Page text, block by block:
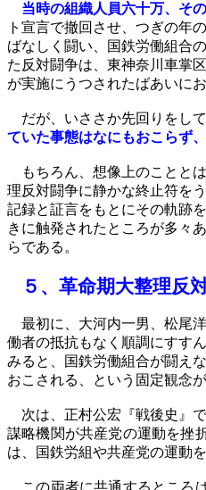
当時の組織人員六十万、そ
ト宣言で撤回させ、つぎの年
ばなしく闘い、国鉄労働組合
た反対闘争は、東神奈川車掌
が実施にうつされたばあいに
だが、いささか先回りをし
ていた事態はなにもおこらず
もちろん、想像上のことと
理反対闘争に静かな終止符を
記録と証言をもとにその軌跡
きに触発されたところが多々
らである。
５、 革命期大整理反
最初に、大河内一男、松尾
働者の抵抗もなく順調にすす
みると、国鉄労働組合が闘え
おこされる、という固定観念
次は、正村公宏『戦後史』
謀略機関が共産党の運動を挫
は、国鉄労組や共産党の運動
この両者に共通するところ